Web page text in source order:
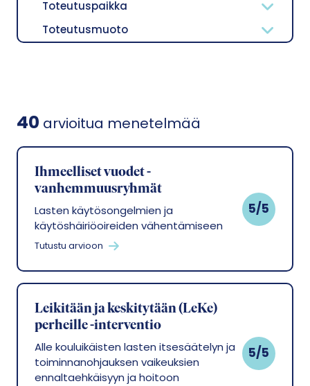
Toteutuspaikka
Toteutusmuoto
40 arvioitua menetelmää
Ihmeelliset vuodet -
vanhemmuusryhmät
Lasten käytösongelmien ja
käytöshäiriöoireiden vähentämiseen
Tutustu arvioon
5/5
Leikitään ja keskitytään (LeKe)
perheille -interventio
Alle kouluikäisten lasten itsesäätelyn ja
toiminnanohjauksen vaikeuksien
ennaltaehkäisyyn ja hoitoon
5/5